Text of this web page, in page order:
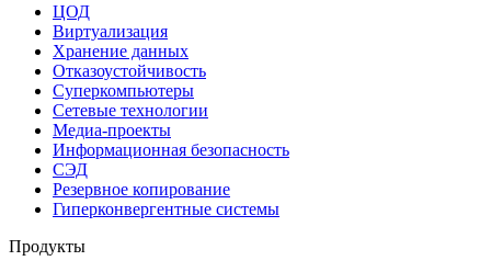
ЦОД
Виртуализация
Хранение данных
Отказоустойчивость
Суперкомпьютеры
Сетевые технологии
Медиа-проекты
Информационная безопасность
СЭД
Резервное копирование
Гиперконвергентные системы
Продукты